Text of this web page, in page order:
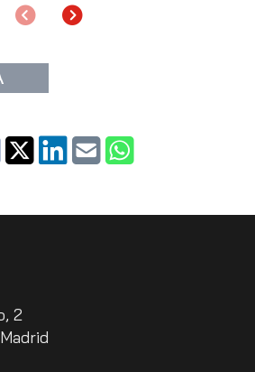
AnteriorSiguiente
2
Madrid